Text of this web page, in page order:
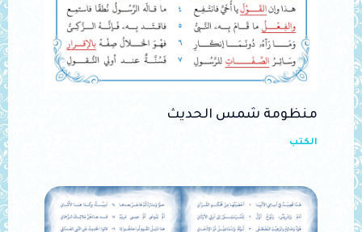
منظومة شمس الحديث
الكتب